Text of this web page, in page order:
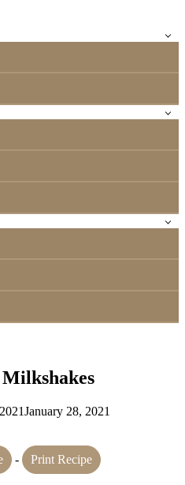
January 28, 2021
- Print Recipe